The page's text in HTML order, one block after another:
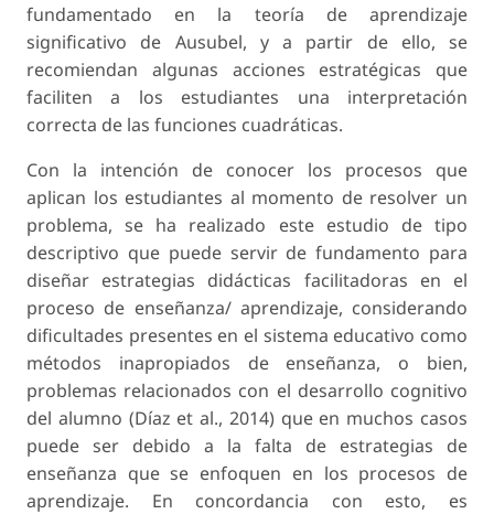
fundamentado en la teoría de aprendizaje
significativo de Ausubel, y a partir de ello, se
recomiendan algunas acciones estratégicas que
faciliten a los estudiantes una interpretación
correcta de las funciones cuadráticas.
Con la intención de conocer los procesos que
aplican los estudiantes al momento de resolver un
problema, se ha realizado este estudio de tipo
descriptivo que puede servir de fundamento para
diseñar estrategias didácticas facilitadoras en el
proceso de enseñanza/ aprendizaje, considerando
dificultades presentes en el sistema educativo como
métodos inapropiados de enseñanza, o bien,
problemas relacionados con el desarrollo cognitivo
del alumno (Díaz et al., 2014) que en muchos casos
puede ser debido a la falta de estrategias de
enseñanza que se enfoquen en los procesos de
aprendizaje. En concordancia con esto, es